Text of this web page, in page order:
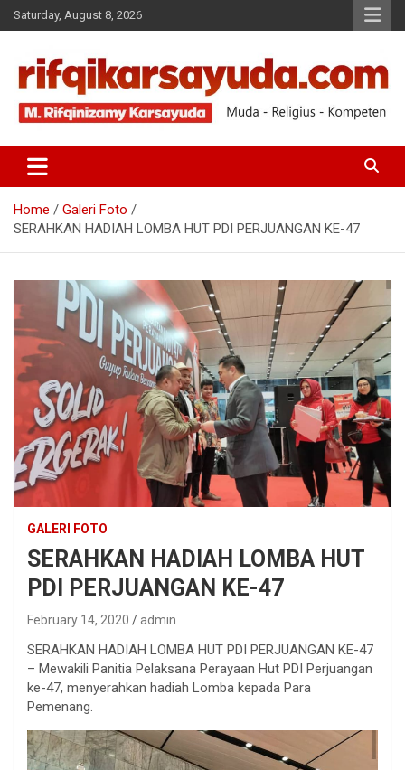
Saturday, August 8, 2026
RIFQI KARSAYUDA
Home
Galeri Foto
SERAHKAN HADIAH LOMBA HUT PDI PERJUANGAN KE-47
GALERI FOTO
SERAHKAN HADIAH LOMBA HUT
PDI PERJUANGAN KE-47
February 14, 2020 admin
SERAHKAN HADIAH LOMBA HUT PDI PERJUANGAN KE-47
– Mewakili Panitia Pelaksana Perayaan Hut PDI Perjuangan
ke-47, menyerahkan hadiah Lomba kepada Para
Pemenang.